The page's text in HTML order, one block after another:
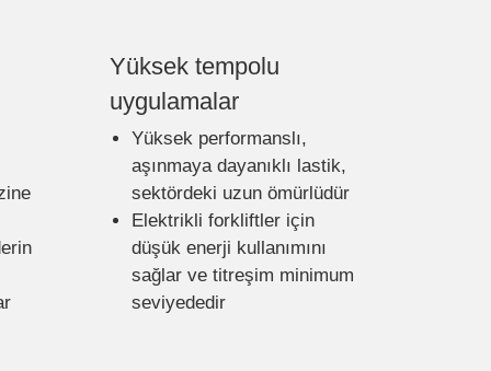
Yüksek tempolu
uygulamalar
Yüksek performanslı,
aşınmaya dayanıklı lastik,
sektördeki uzun ömürlüdür
Elektrikli forkliftler için
düşük enerji kullanımını
sağlar ve titreşim minimum
seviyededir